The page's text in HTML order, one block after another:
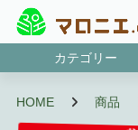
カテゴリー
HOME 商品